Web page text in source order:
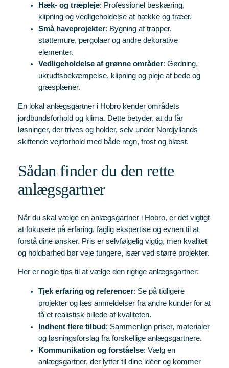
Hæk- og træpleje: Professionel beskæring,
klipning og vedligeholdelse af hække og træer.
Små haveprojekter: Bygning af trapper,
støttemure, pergolaer og andre dekorative
elementer.
Vedligeholdelse af grønne områder: Gødning,
ukrudtsbekæmpelse, klipning og pleje af bede og
græsplæner.
En lokal anlægsgartner i Hobro kender områdets
jordbundsforhold og klima. Dette betyder, at du får
løsninger, der trives og holder, selv under Nordjyllands
skiftende vejrforhold med både regn, frost og blæst.
Sådan finder du den rette
anlægsgartner
Når du skal vælge en anlægsgartner i Hobro, er det vigtigt
at fokusere på erfaring, faglig ekspertise og evnen til at
forstå dine ønsker. Pris er selvfølgelig vigtig, men kvalitet
og holdbarhed bør veje tungere, især ved større projekter.
Her er nogle tips til at vælge den rigtige anlægsgartner:
Tjek erfaring og referencer: Se på tidligere
projekter og læs anmeldelser fra andre kunder for at
få et realistisk billede af kvaliteten.
Indhent flere tilbud : Sammenlign priser, materialer
og løsningsforslag fra forskellige anlægsgartnere.
Kommunikation og forståelse: Vælg en
anlægsgartner, der lytter til dine idéer og kommer